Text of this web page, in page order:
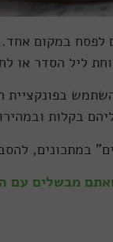
לפסח במקום
ליל הסדר
בקלות
במתכונים,
מבשלים עם